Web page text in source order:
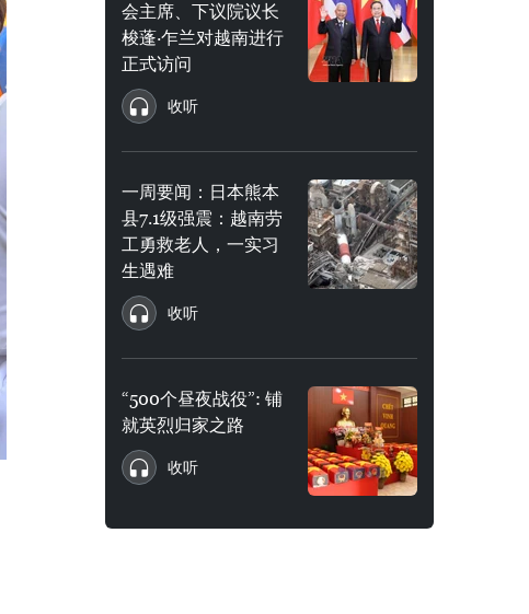
会主席、下议院议长
梭蓬·乍兰对越南进行
正式访问
收听
一周要闻：日本熊本
县7.1级强震：越南劳
工勇救老人，一实习
生遇难
收听
“500个昼夜战役”: 铺
就英烈归家之路
收听